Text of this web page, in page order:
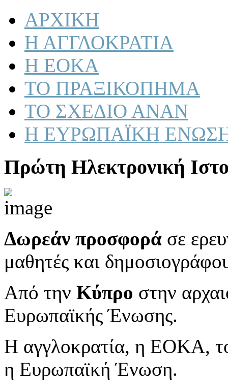
ΑΡΧΙΚΗ
Η ΑΓΓΛΟΚΡΑΤΙΑ
Η ΕΟΚΑ
ΤΟ ΠΡΑΞΙΚΟΠΗΜΑ
ΤΟ ΣΧΕΔΙΟ ΑΝΑΝ
Η ΕΥΡΩΠΑΪΚΗ
Πρώτη Ηλεκτρονική
Δωρεάν προσφορά σε
μαθητές και
Από την Κύπρο στην
Ευρωπαϊκής Ένωσης.
Η αγγλοκρατία, η ΕΟΚΑ,
η Ευρωπαϊκή Ένωση.